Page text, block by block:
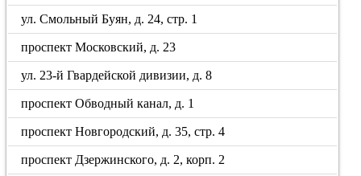
ул. Смольный Буян, д. 24, стр. 1
проспект Московский, д. 23
ул. 23-й Гвардейской дивизии, д. 8
проспект Обводный канал, д. 1
проспект Новгородский, д. 35, стр. 4
проспект Дзержинского, д. 2, корп. 2